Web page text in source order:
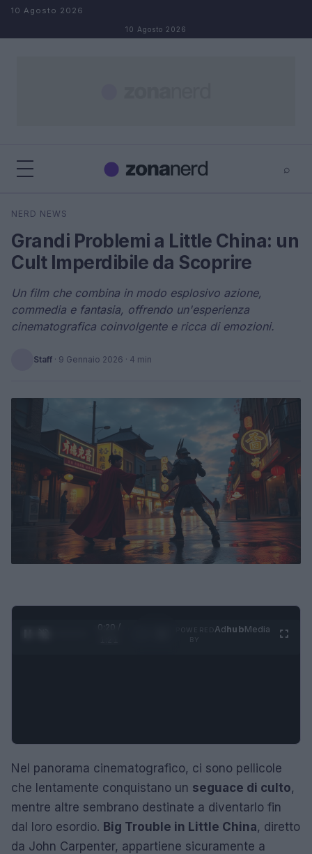
Salta al contenuto
10 Agosto 2026
10 Agosto 2026
⌕
Cerca
NERD NEWS
Grandi Problemi a Little China: un
Cult Imperdibile da Scoprire
Un film che combina in modo esplosivo azione,
commedia e fantasia, offrendo un'esperienza
cinematografica coinvolgente e ricca di emozioni.
Staff · 9 Gennaio 2026 · 4 min
0:21 /
AdhubMedia
Nel panorama cinematografico, ci sono pellicole
che lentamente conquistano un seguace di culto,
mentre altre sembrano destinate a diventarlo fin
dal loro esordio. Big Trouble in Little China, diretto
da John Carpenter, appartiene sicuramente a